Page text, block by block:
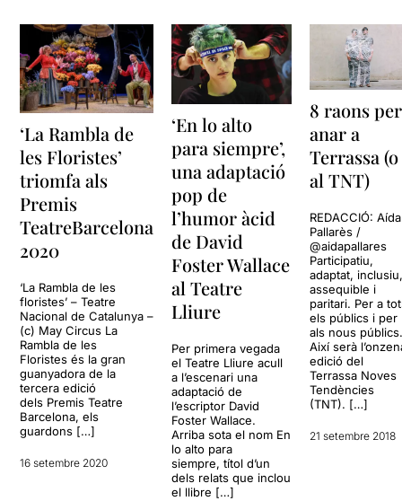
‘La Rambla de
les Floristes’
triomfa als
Premis
TeatreBarcelona
2020
‘La Rambla de les
floristes’ – Teatre
Nacional de Catalunya –
(c) May Circus La
Rambla de les
Floristes és la gran
guanyadora de la
tercera edició
dels Premis Teatre
Barcelona, els
guardons […]
16 setembre 2020
‘En lo alto
para siempre’,
una adaptació
pop de
l’humor àcid
de David
Foster Wallace
al Teatre
Lliure
Per primera vegada
el Teatre Lliure acull
a l’escenari una
adaptació de
l’escriptor David
Foster Wallace.
Arriba sota el nom En
lo alto para
siempre, títol d’un
dels relats que inclou
el llibre […]
8 raons per
anar a
Terrassa (o
al TNT)
REDACCIÓ: Aída
Pallarès /
@aidapallares
Participatiu,
adaptat,
assequible i
paritari. Per a
els públics i per
als nous
Així serà
edició del
Terrassa Noves
Tendències
(TNT). […]
21 setembre 2018